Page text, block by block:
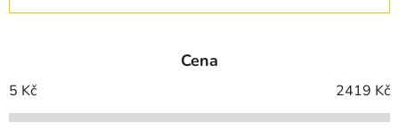
z
í
p
Cena
5 Kč 2419 Kč